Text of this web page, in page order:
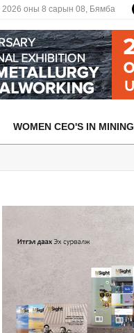
2026 оны 8 сарын 08, Бямба
WOMEN CEO'S IN MINING